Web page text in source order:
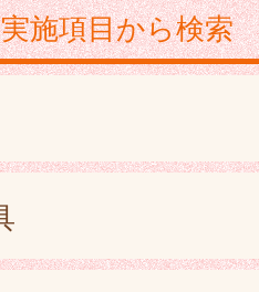
施項目から検索